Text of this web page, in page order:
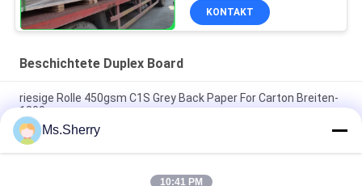
1300mm für Kurier-
Taschen
KONTAKT
Beschichtete Duplex Board
riesige Rolle 450gsm C1S Grey Back Paper For Carton Breiten-
1300mm
hohes faltendes Widerstand-überzogenes Duplexbrett 250g
325g mit hinterem Grey Free Sample
Ms.Sherry
10:41 PM